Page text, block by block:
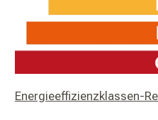
Energieeffizienzklassen-